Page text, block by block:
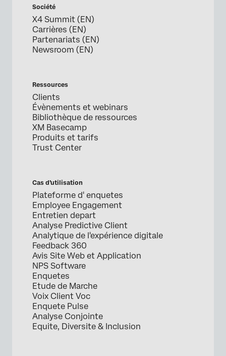
Société
X4 Summit (EN)
Carrières (EN)
Partenariats (EN)
Newsroom (EN)
Ressources
Clients
Évènements et webinars
Bibliothèque de ressources
XM Basecamp
Produits et tarifs
Trust Center
Cas d’utilisation
Plateforme d' enquetes
Employee Engagement
Entretien depart
Analyse Predictive Client
Analytique de l'expérience digitale
Feedback 360
Avis Site Web et Application
NPS Software
Enquetes
Etude de Marche
Voix Client Voc
Enquete Pulse
Analyse Conjointe
Equite, Diversite & Inclusion